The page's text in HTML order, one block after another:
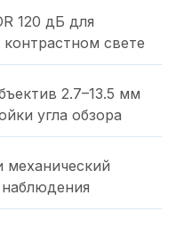
120 дБ для
свете
2.7–13.5 мм
угла обзора
механический